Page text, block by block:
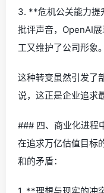
3. **危机公关能力
批评声音，OpenAI
工又维护了公司形象。
这种转变虽然引发了
说，这正是企业追求
### 四、商业化进程
在追求万亿估值目标
和的矛盾：